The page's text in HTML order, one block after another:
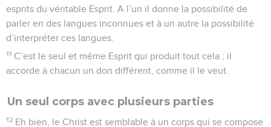
esprits du véritable Esprit. A l’un il donne la possibilité de
parler en des langues inconnues et à un autre la possibilité
d’interpréter ces langues.
11 C’est le seul et même Esprit qui produit tout cela ; il
accorde à chacun un don différent, comme il le veut.
Un seul corps avec plusieurs parties
12 Eh bien, le Christ est semblable à un corps qui se compose